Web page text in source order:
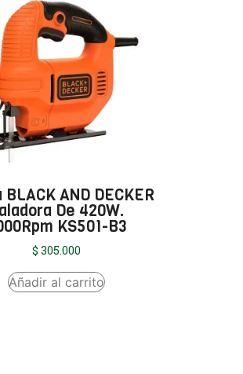
AND DECKER
De 420W.
KS501-B3
$ 305.000
Añadir al carrito